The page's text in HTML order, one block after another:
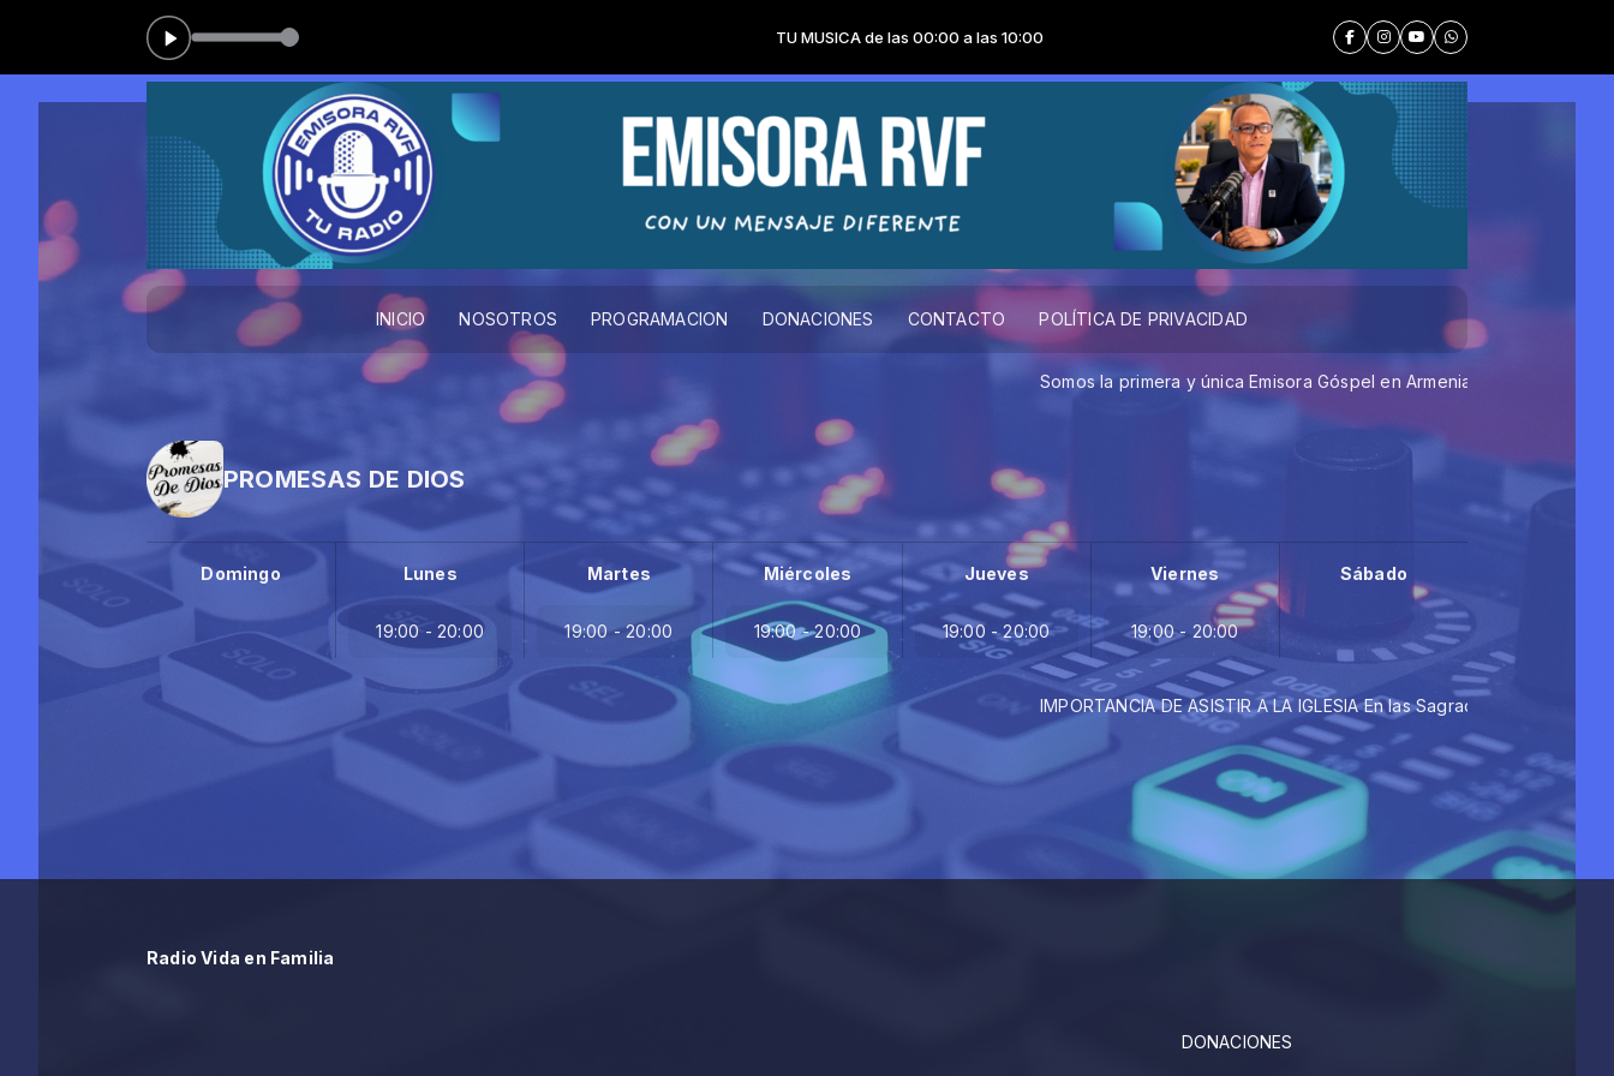
TU MUSICA de las 00:00 a las 10:00
INICIO NOSOTROS PROGRAMACION DONACIONES CONTACTO POLÍTICA DE PRIVACIDAD
Somos la primera y única Emisora Góspel en Armenia Quindío, transmitiendo
PROMESAS DE DIOS
Domingo Lunes
19:00 - 20:00
Martes
19:00 - 20:00
Miércoles
19:00 - 20:00
Jueves
19:00 - 20:00
Viernes
19:00 - 20:00
Sábado
IMPORTANCIA DE ASISTIR A LA IGLESIA En las Sagradas Escrituras
Radio Vida en Familia
DONACIONES